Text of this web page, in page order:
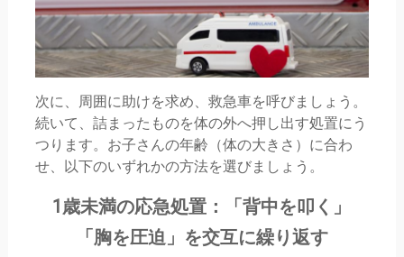
次に、周囲に助けを求め、救急車を呼びましょう。
続いて、詰まったものを体の外へ押し出す処置にう
つります。お子さんの年齢（体の大きさ）に合わ
せ、以下のいずれかの方法を選びましょう。
1歳未満の応急処置：「背中を叩く」
「胸を圧迫」を交互に繰り返す